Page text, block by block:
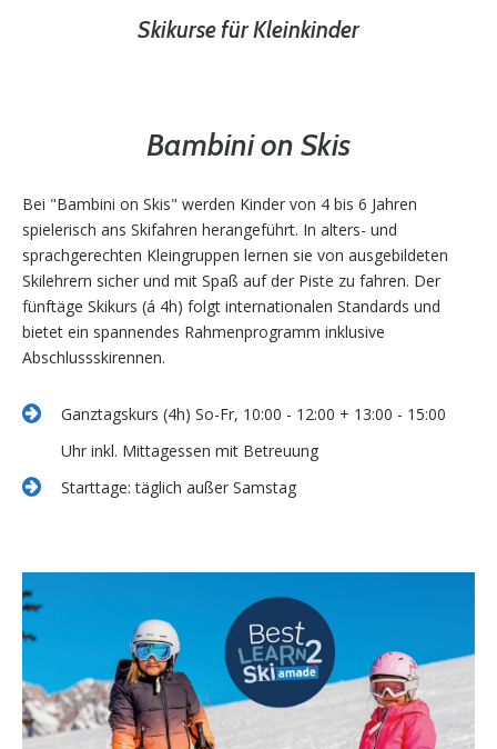
Skikurse für Kleinkinder
Bambini on Skis
Bei "Bambini on Skis" werden Kinder von 4 bis 6 Jahren
spielerisch ans Skifahren herangeführt. In alters- und
sprachgerechten Kleingruppen lernen sie von ausgebildeten
Skilehrern sicher und mit Spaß auf der Piste zu fahren. Der
fünftäge Skikurs (á 4h) folgt internationalen Standards und
bietet ein spannendes Rahmenprogramm inklusive
Abschlussskirennen.
Ganztagskurs (4h) So-Fr, 10:00 - 12:00 + 13:00 - 15:00
Uhr inkl. Mittagessen mit Betreuung
Starttage: täglich außer Samstag